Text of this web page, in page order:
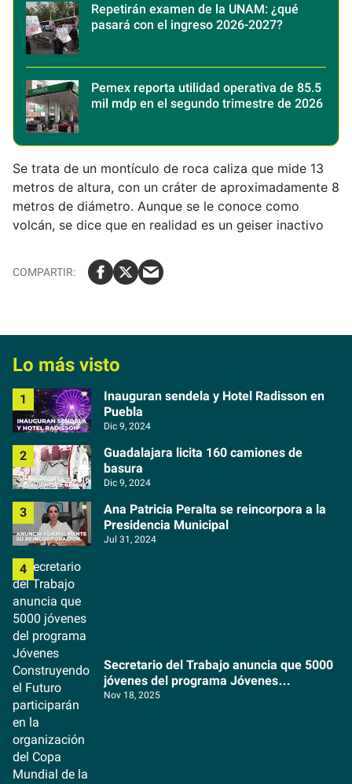
Repetirán examen de la UNAM: ¿qué
pasará con el ingreso 2026-2027?
Pemex reporta utilidad operativa de 85.5
mil mdp en el segundo trimestre de 2026
Se trata de un montículo de roca caliza que mide 13
metros de altura, con un cráter de aproximadamente 8
metros de diámetro. Aunque se le conoce como
volcán, se dice que en realidad es un geiser inactivo
Lo más visto
Inauguran sendela y Hotel Radisson en
Puebla
Dic 9, 2024
Guadalajara licita 160 camiones de
basura
Dic 9, 2024
Ana Patricia Peralta se reincorpora a la
Presidencia Municipal
Jul 31, 2024
Secretario del Trabajo anuncia que 5000
jóvenes del programa Jóvenes
Construyendo el Futuro participarán en la
Nov 18, 2025